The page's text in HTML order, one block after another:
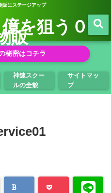
販にステージアップ
を狙う０
販
秘密はコチラ
神速スクー
ルの全貌
サイトマッ
プ